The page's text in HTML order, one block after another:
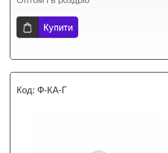
Купити
Ф-КА-Г